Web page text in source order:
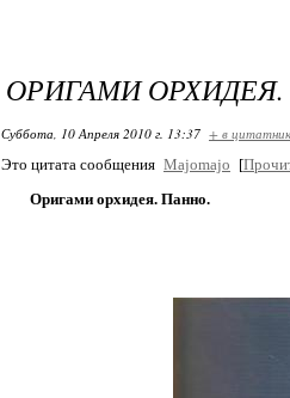
ОРИГАМИ
Суббота, 10 Апреля 2010 г. 13:37 + в цитатник
Это цитата сообщения Majomajo [
Оригами орхидея. Панно.